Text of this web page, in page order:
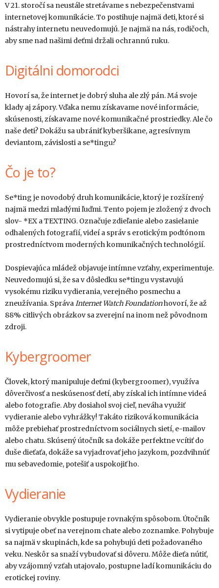
V 21. storočí sa neustále stretávame s nebezpečenstvami
internetovej komunikácie. To postihuje najmä deti, ktoré si
nástrahy internetu neuvedomujú. Je najmä na nás, rodičoch,
aby sme nad našimi deťmi držali ochrannú ruku.
Digitálni domorodci
Hovorí sa, že internet je dobrý sluha ale zlý pán. Má svoje
klady aj zápory. Vďaka nemu získavame nové informácie,
skúsenosti, získavame nové komunikačné prostriedky. Ale čo
naše deti? Dokážu sa ubrániť kyberšikane, agresívnym
deviantom, závislosti a se*tingu?
Čo je to?
Se*ting je novodobý druh komunikácie, ktorý je rozšírený
najmä medzi mladými ľuďmi. Tento pojem je zložený z dvoch
slov- *EX a TEXTING. Označuje zdieľanie alebo zasielanie
odhalených fotografií, videí a správ s erotickým podtónom
prostredníctvom moderných komunikačných technológií.
Dospievajúca mládež objavuje intímne vzťahy, experimentuje.
Neuvedomujú si, že sa v dôsledku se*tingu vystavujú
vysokému riziku vydierania, verejného posmechu a
zneužívania. SprávaInternet Watch Foundationhovorí, že až
88% citlivých obrázkov sa zverejní na inom než pôvodnom
zdroji.
Kybergroomer
Človek, ktorý manipuluje deťmi (kybergroomer), využíva
dôverčivosť a neskúsenosť detí, aby získal ich intímne videá
alebo fotografie. Aby dosiahol svoj cieľ, neváha využiť
vydieranie alebo vyhrážky! Takáto riziková komunikácia
môže prebiehať prostredníctvom sociálnych sietí, e-mailov
alebo chatu. Skúsený útočník sa dokáže perfektne vcítiť do
duše dieťaťa, dokáže sa vyjadrovať jeho jazykom, pozdvihnúť
mu sebavedomie, potešiť a uspokojiť ho.
Vydieranie
Vydieranie obvykle postupuje rovnakým spôsobom. Útočník
si vytipuje obeť na verejnom chate alebo zoznamke. Pohybuje
sa najmä v skupinách, kde sa pohybujú deti požadovaného
veku. Neskôr sa snaží vybudovať si dôveru. Môže dieťa nútiť,
aby vzájomný vzťah utajovalo, postupne ladí komunikáciu do
erotickej roviny.